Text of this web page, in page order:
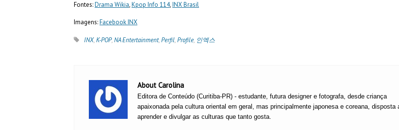
Fontes:Drama Wikia,Kpop Info 114,INX Brasil
Imagens:Facebook INX
INX,K-POP,NA Entertainment,Perfil,Profile, 인엑스
About Carolina
Editora de Conteúdo (Curitiba-PR) - estudante, futura designer e fotografa, desde criança
apaixonada pela cultura oriental em geral, mas principalmente japonesa e coreana, disposta
aprender e divulgar as culturas que tanto gosta.